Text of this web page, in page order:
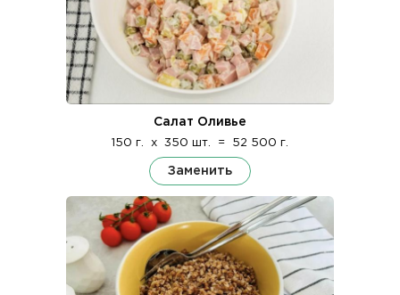
Салат Оливье
150 г. x 350 шт. = 52 500 г.
Заменить